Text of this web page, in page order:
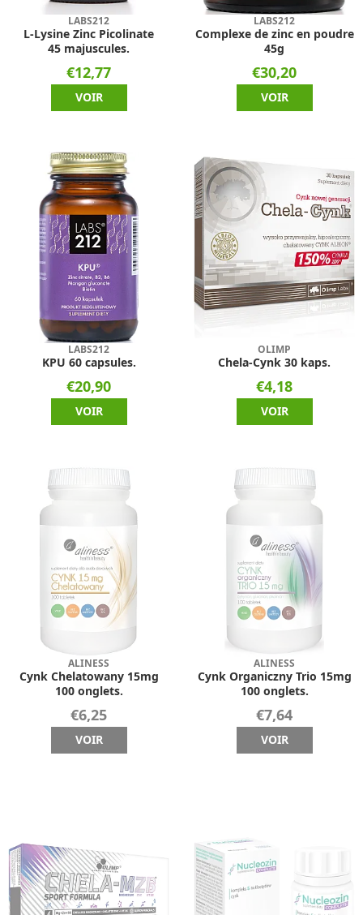
LABS212
L-Lysine Zinc Picolinate
45 majuscules.
€12,77
VOIR
LABS212
Complexe de zinc en poudre
45g
€30,20
VOIR
LABS212
KPU 60 capsules.
€20,90
VOIR
OLIMP
Chela-Cynk 30 kaps.
€4,18
VOIR
ALINESS
Cynk Chelatowany 15mg
100 onglets.
€6,25
VOIR
ALINESS
Cynk Organiczny Trio 15mg
100 onglets.
€7,64
VOIR